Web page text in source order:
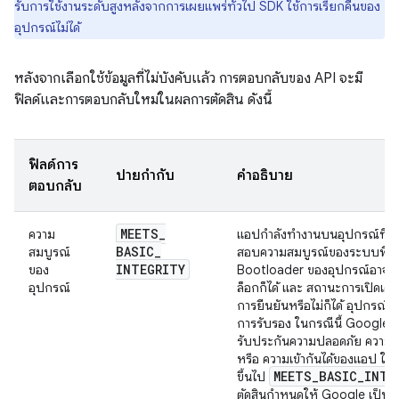
รับการใช้งานระดับสูงหลังจากการเผยแพร่ทั่วไป SDK ใช้การเรียกคืนของ
อุปกรณ์ไม่ได้
หลังจากเลือกใช้ข้อมูลที่ไม่บังคับแล้ว การตอบกลับของ API จะมี
ฟิลด์และการตอบกลับใหม่ในผลการตัดสิน ดังนี้
ฟิลด์การ
ตอบกลับ
ป้ายกำกับ คำอธิบาย
ความ
สมบูรณ์
ของ
อุปกรณ์
MEETS_
BASIC_
INTEGRITY
แอปกำลังทำงานบนอุปกรณ์ที่ผ่
สอบความสมบูรณ์ของระบบพื้น
Bootloader ของอุปกรณ์อาจล็
ล็อกก็ได้ และ สถานะการเปิดเค
การยืนยันหรือไม่ก็ได้ อุปกรณ์อ
การรับรอง ในกรณีนี้ Google
รับประกันความปลอดภัย ความ
หรือ ความเข้ากันได้ของแอป ใ
ขึ้นไป
MEETS_BASIC_
ตัดสินกำหนดให้ Google เป็น